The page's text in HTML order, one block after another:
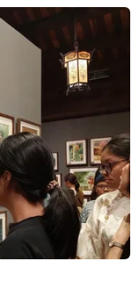
tỉnh Thái Bình
học trực tuyến